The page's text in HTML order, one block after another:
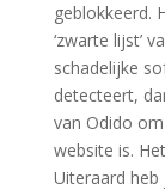
geblokkeerd.
‘zwarte lijst’
schadelijke
detecteert,
van Odido
website is.
Uiteraard